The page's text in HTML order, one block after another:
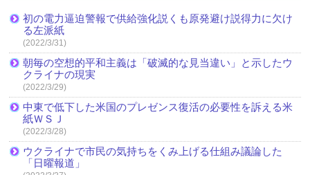
初の電力逼迫警報で供給強化説くも原発避け説得力に欠け
る左派紙
(2022/3/31)
朝毎の空想的平和主義は「破滅的な見当違い」と示したウ
クライナの現実
(2022/3/29)
中東で低下した米国のプレゼンス復活の必要性を訴える米
紙ＷＳＪ
(2022/3/28)
ウクライナで市民の気持ちをくみ上げる仕組み議論した
「日曜報道」